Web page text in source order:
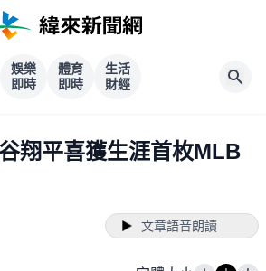
娛樂
即時
體育
即時
生活
財經
翔平喜獲生涯首枚MLB
文章語音朗讀